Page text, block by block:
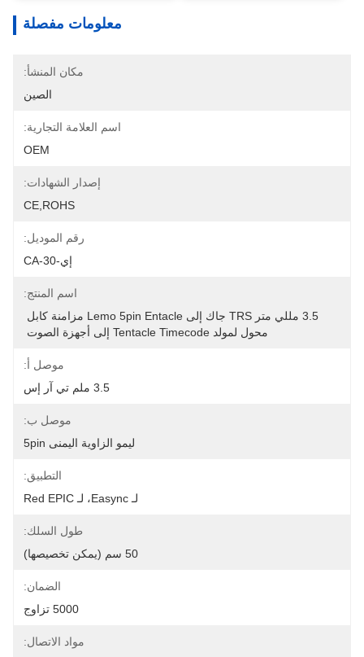
معلومات مفصلة
مكان المنشأ:
الصين
اسم العلامة التجارية:
OEM
إصدار الشهادات:
CE,ROHS
رقم الموديل:
إي-CA-30
اسم المنتج:
محول لمولد Tentacle Timecode إلى أجهزة الصوت
موصل أ:
3.5 ملم تي آر إس
موصل ب:
ليمو الزاوية اليمنى 5pin
التطبيق:
لـ Easync، لـ Red EPIC
طول السلك:
50 سم (يمكن تخصيصها)
الضمان:
5000 تزاوج
مواد الاتصال: